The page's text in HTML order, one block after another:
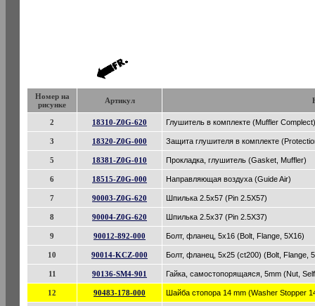
Номер на
рисунке
Артикул
2 18310-Z0G-620 Глушитель в комплекте (Muffler Complect)
3 18320-Z0G-000 Защита глушителя в комплекте
5 18381-Z0G-010 Прокладка, глушитель (Gasket, Muffler)
6 18515-Z0G-000 Направляющая воздуха (Guide Air)
7 90003-Z0G-620 Шпилька 2.5x57 (Pin 2.5X57)
8 90004-Z0G-620 Шпилька 2.5x37 (Pin 2.5X37)
9 90012-892-000 Болт, фланец, 5x16 (Bolt, Flange, 5X16)
10 90014-KCZ-000 Болт, фланец, 5x25 (ct200) (Bolt, Flange,
11 90136-SM4-901 Гайка, самостопорящаяся, 5mm (Nut,
12 90483-178-000 Шайба стопора 14 mm (Washer Stopper